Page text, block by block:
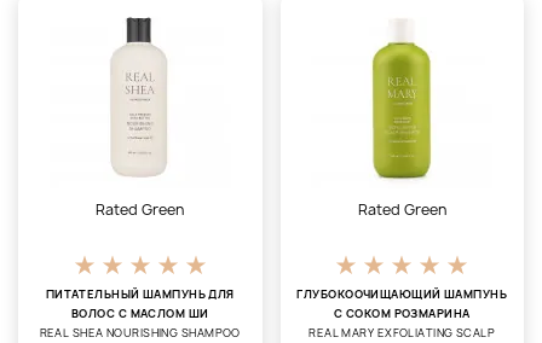
Rated Green
ПИТАТЕЛЬНЫЙ ШАМПУНЬ ДЛЯ
ВОЛОС С МАСЛОМ ШИ
REAL SHEA NOURISHING SHAMPOO
Rated Green
ГЛУБОКООЧИЩАЮЩИЙ ШАМПУНЬ
С СОКОМ РОЗМАРИНА
REAL MARY EXFOLIATING SCALP